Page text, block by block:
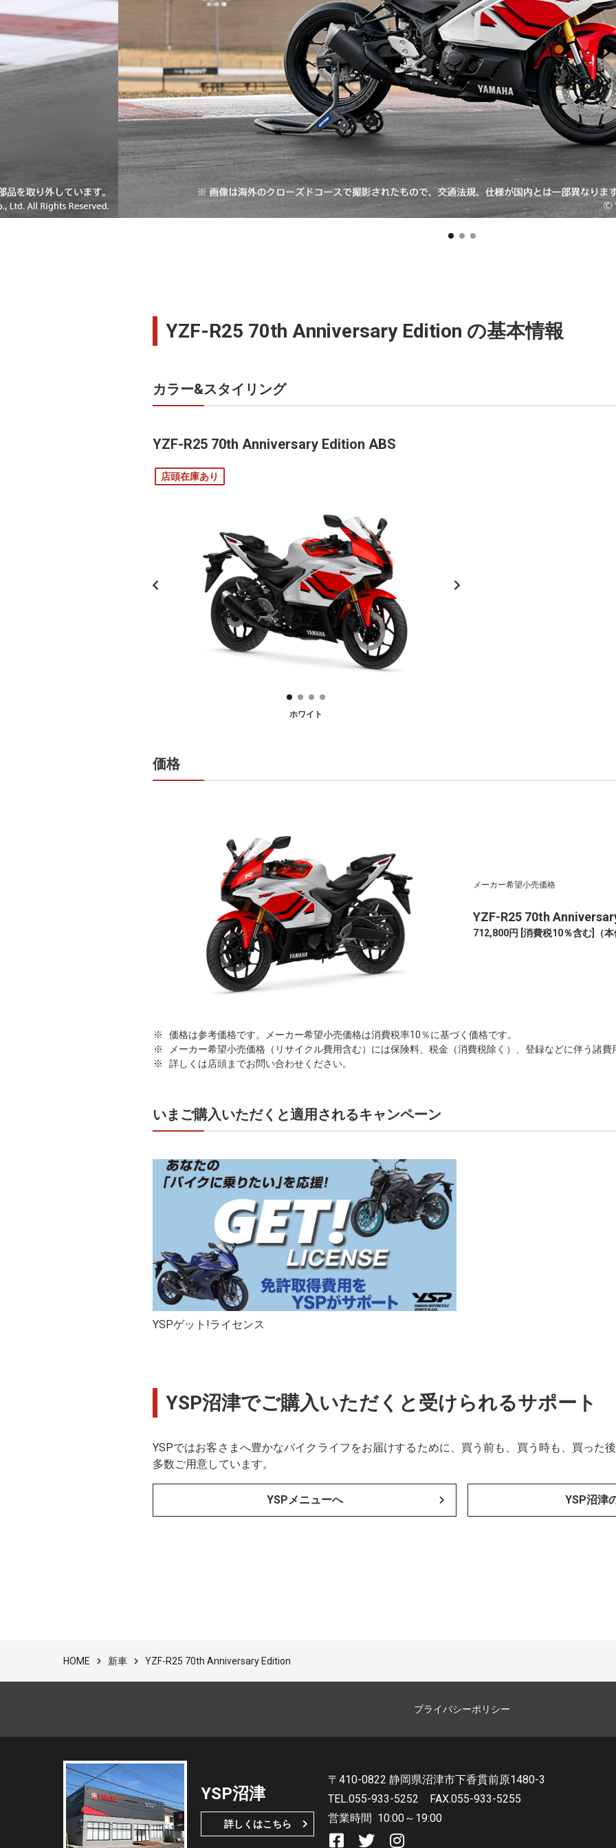
YZF-R25 70th Anniversary Edition の基本情報
カラー&スタイリング
YZF-R25 70th Anniversary Edition ABS
店頭在庫あり
ホワイト
価格
メーカー希望小売価格
YZF-R25 70th
712,800円 [消費税10％含む] （
価格は参考価格です。メーカー希望小売価格は消費税率10％に基づく価格です。
メーカー希望小売価格（リサイクル費用含む）には保険料、税金（消費税除く）、登録などに伴う諸費
詳しくは店頭までお問い合わせください。
いまご購入いただくと適用されるキャンペーン
YSPゲット!ライセンス
YSP沼津でご購入いただくと受けられるサポート
YSPではお客さまへ豊かなバイクライフをお届けするために、買う前も、買う時も、買った
多数ご用意しています。
YSPメニューへ YSP沼津
HOME 新車 YZF-R25 70th Anniversary Edition
プライバシーポリシー
YSP沼津
詳しくはこちら
〒410-0822 静岡県沼津市下香貫前原1480-3
TEL.055-933-5252
FAX.055-933-5255
営業時間 10:00～19:00